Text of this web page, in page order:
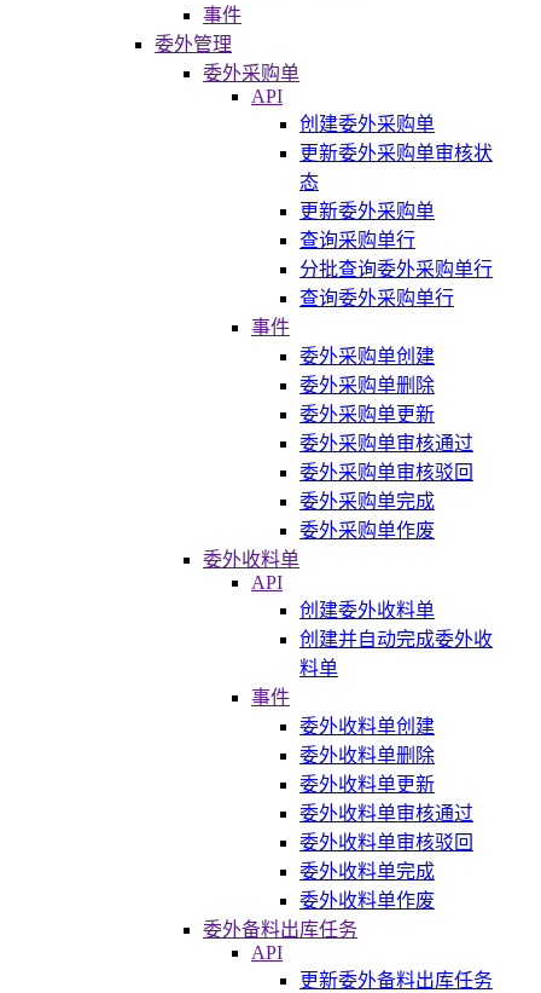
事件
委外管理
委外采购单
API
创建委外采购单
更新委外采购单审核状
态
更新委外采购单
查询采购单行
分批查询委外采购单行
查询委外采购单行
事件
委外采购单创建
委外采购单删除
委外采购单更新
委外采购单审核通过
委外采购单审核驳回
委外采购单完成
委外采购单作废
委外收料单
API
创建委外收料单
创建并自动完成委外收
料单
事件
委外收料单创建
委外收料单删除
委外收料单更新
委外收料单审核通过
委外收料单审核驳回
委外收料单完成
委外收料单作废
委外备料出库任务
API
更新委外备料出库任务